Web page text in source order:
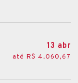
13 abr
até R$ 4.060,67